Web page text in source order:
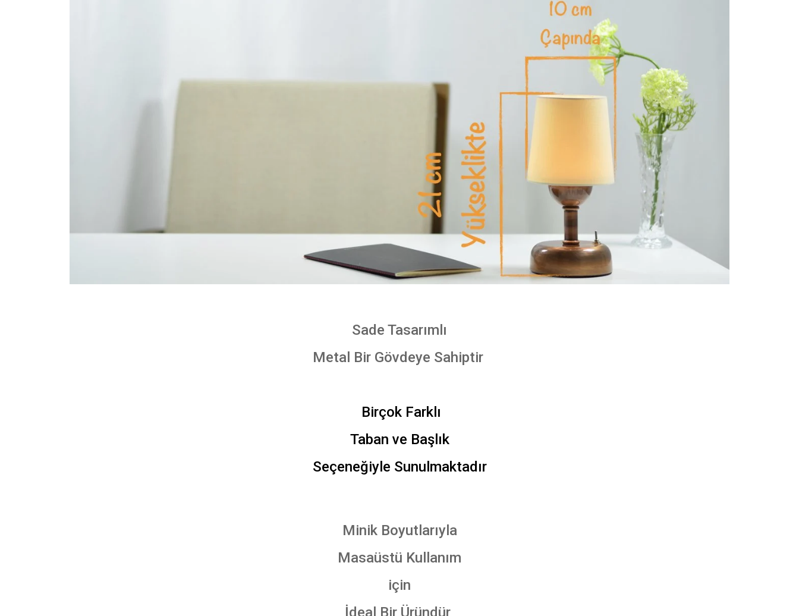
Sade Tasarımlı
Metal Bir Gövdeye Sahiptir
Birçok Farklı
Taban ve Başlık
Seçeneğiyle Sunulmaktadır
Minik Boyutlarıyla
Masaüstü Kullanım
için
İdeal Bir Üründür